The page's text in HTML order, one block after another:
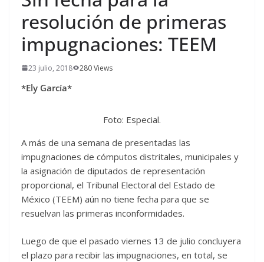
resolución de primeras
impugnaciones: TEEM
23 julio, 2018 280 Views
*Ely García*
Foto: Especial.
A más de una semana de presentadas las
impugnaciones de cómputos distritales, municipales y
la asignación de diputados de representación
proporcional, el Tribunal Electoral del Estado de
México (TEEM) aún no tiene fecha para que se
resuelvan las primeras inconformidades.
Luego de que el pasado viernes 13 de julio concluyera
el plazo para recibir las impugnaciones, en total, se